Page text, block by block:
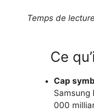
Temps de
Ce
Cap
Samsung
000